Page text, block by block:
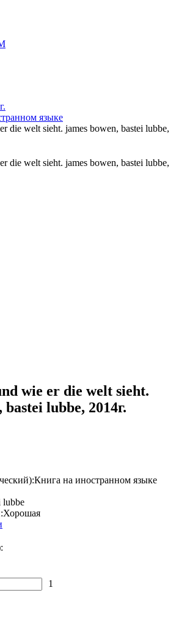
языке
die welt sieht. james bowen, bastei lubbe,
die welt sieht. james bowen, bastei lubbe,
wie er die welt sieht.
bastei lubbe, 2014г.
Книга на иностранном языке
lubbe
Хорошая
1